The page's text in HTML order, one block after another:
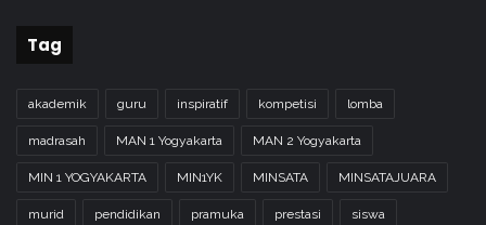
Tag
akademik guru inspiratif kompetisi lomba
madrasah MAN 1 Yogyakarta MAN 2 Yogyakarta
MIN 1 YOGYAKARTA MIN1YK MINSATA MINSATAJUARA
murid pendidikan pramuka prestasi siswa